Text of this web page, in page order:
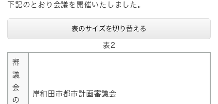
下記のとおり会議を開催いたしました。
表のサイズを切り替える
表2
審
議
会
の
岸和田市都市計画審議会